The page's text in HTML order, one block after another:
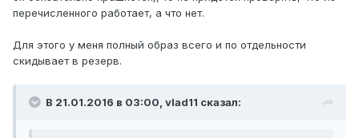
перечисленного работает, а что нет.
Для этого у меня полный образ всего и по отдельности
скидывает в резерв.
В 21.01.2016 в 03:00, vlad11 сказал: